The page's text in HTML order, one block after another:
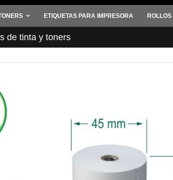
ETIQUETAS PARA IMPRESORA ROLLOS
de tinta y toners